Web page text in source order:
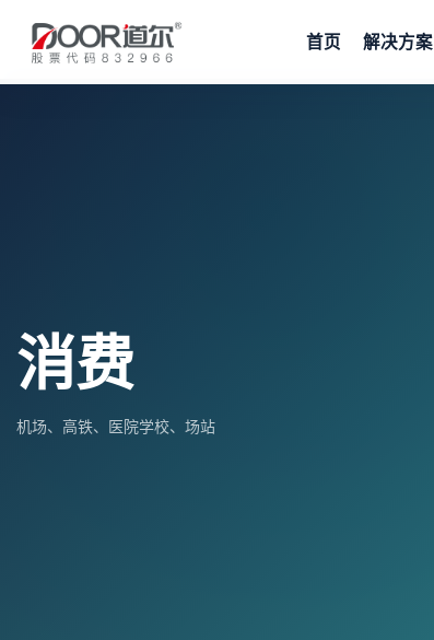
首页 解决方案
消费
机场、高铁、医院学校、场站